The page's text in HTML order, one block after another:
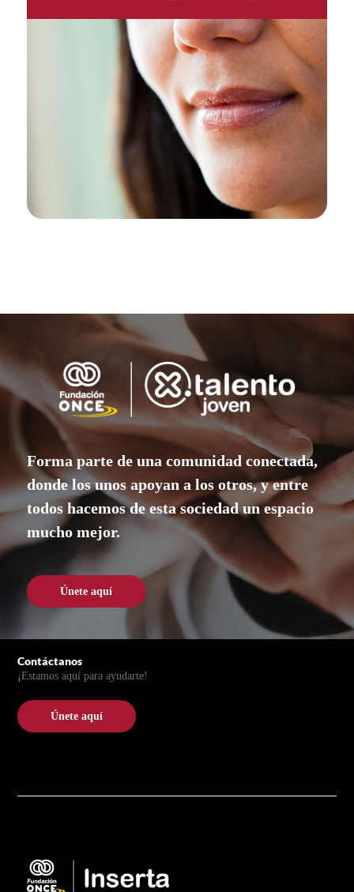
Únete aquí
Forma parte de una comunidad conectada,
donde los unos apoyan a los otros, y entre
todos hacemos de esta sociedad un espacio
mucho mejor.
Únete aquí
Contáctanos
¡Estamos aquí para ayudarte!
Únete aquí